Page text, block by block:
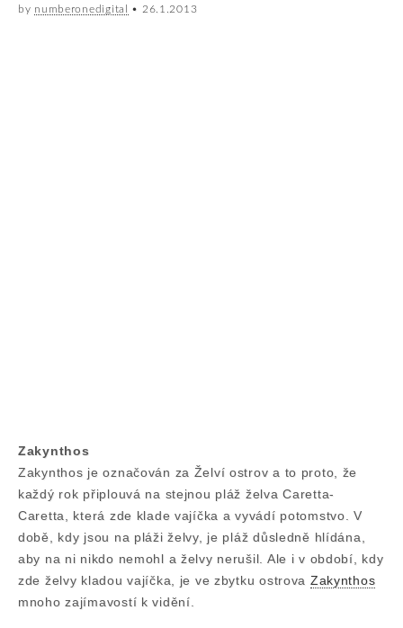
by numberonedigital • 26.1.2013
Zakynthos
Zakynthos je označován za Želví ostrov a to proto, že
každý rok připlouvá na stejnou pláž želva Caretta-
Caretta, která zde klade vajíčka a vyvádí potomstvo. V
době, kdy jsou na pláži želvy, je pláž důsledně hlídána,
aby na ni nikdo nemohl a želvy nerušil. Ale i v období, kdy
zde želvy kladou vajíčka, je ve zbytku ostrova Zakynthos
mnoho zajímavostí k vidění.